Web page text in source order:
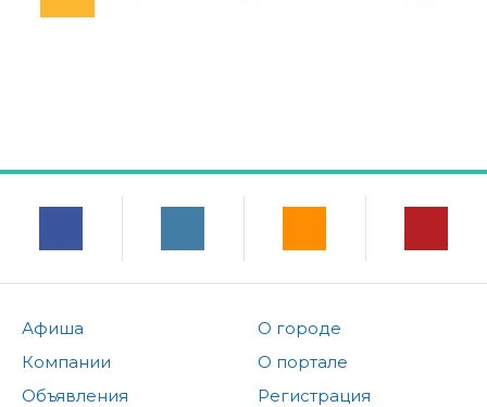
Афиша
Компании
Объявления
О городе
О портале
Регистрация